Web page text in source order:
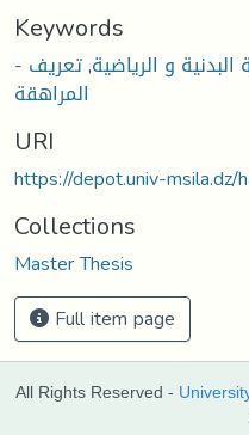
Keywords
البدنية و الرياضية,تعريف
المراهقة
URI
https://depot.univ-
Collections
Master Thesis
Full item page
All Rights Reserved -